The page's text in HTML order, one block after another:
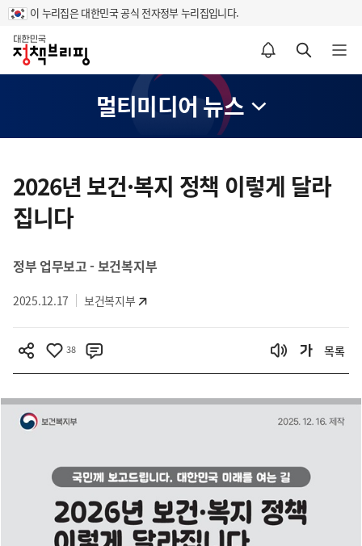
이 누리집은 대한민국 공식 전자정부 누리집입니다.
홈
알림설정 바로가기 검색 바로가기 메뉴 열기
멀티미디어 뉴스
텐
츠
영
2026년 보건·복지 정책 이렇게 달라
집니다
정부 업무보고 - 보건복지부
2025.12.17 보건복지부
38 목록